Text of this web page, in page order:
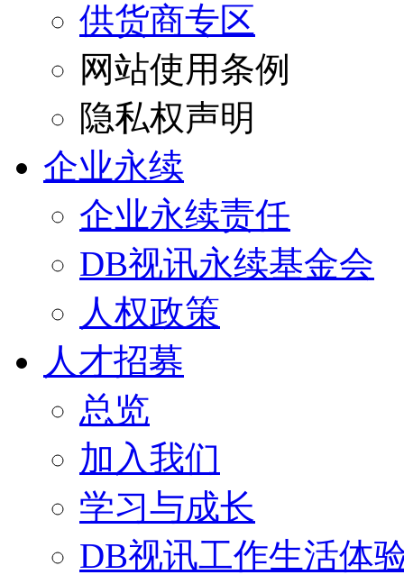
供货商专区
网站使用条例
隐私权声明
企业永续
企业永续责任
DB视讯永续基金会
人权政策
人才招募
总览
加入我们
学习与成长
DB视讯工作生活体